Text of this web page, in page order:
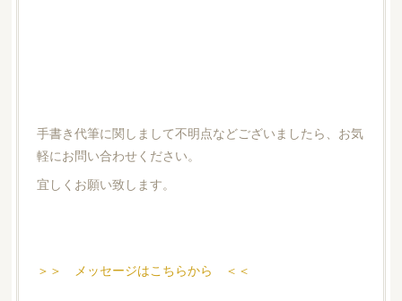
手書き代筆に関しまして不明点などございましたら、お気
軽にお問い合わせください。
宜しくお願い致します。
＞＞ メッセージはこちらから ＜＜